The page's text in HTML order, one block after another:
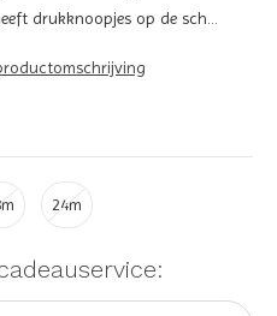
drukknoopjes op de sch...
24m